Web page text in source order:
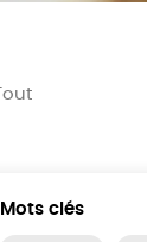
Tout
Mots clés